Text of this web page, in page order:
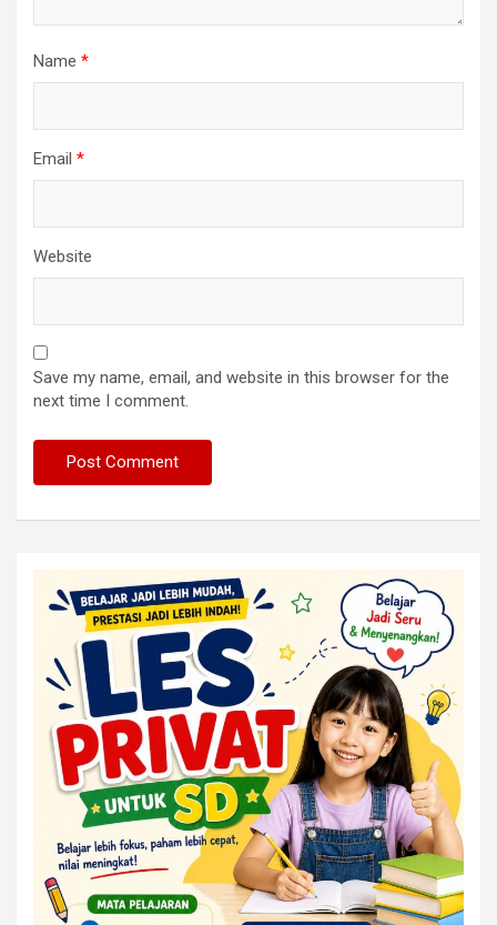
Name *
Email *
Website
Save my name, email, and website in this browser for the
next time I comment.